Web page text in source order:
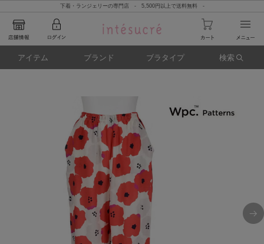
下着・ランジェリーの専門店 - 5,500円以上で送料無料 -
アイテム ブランド ブラタイプ 検索